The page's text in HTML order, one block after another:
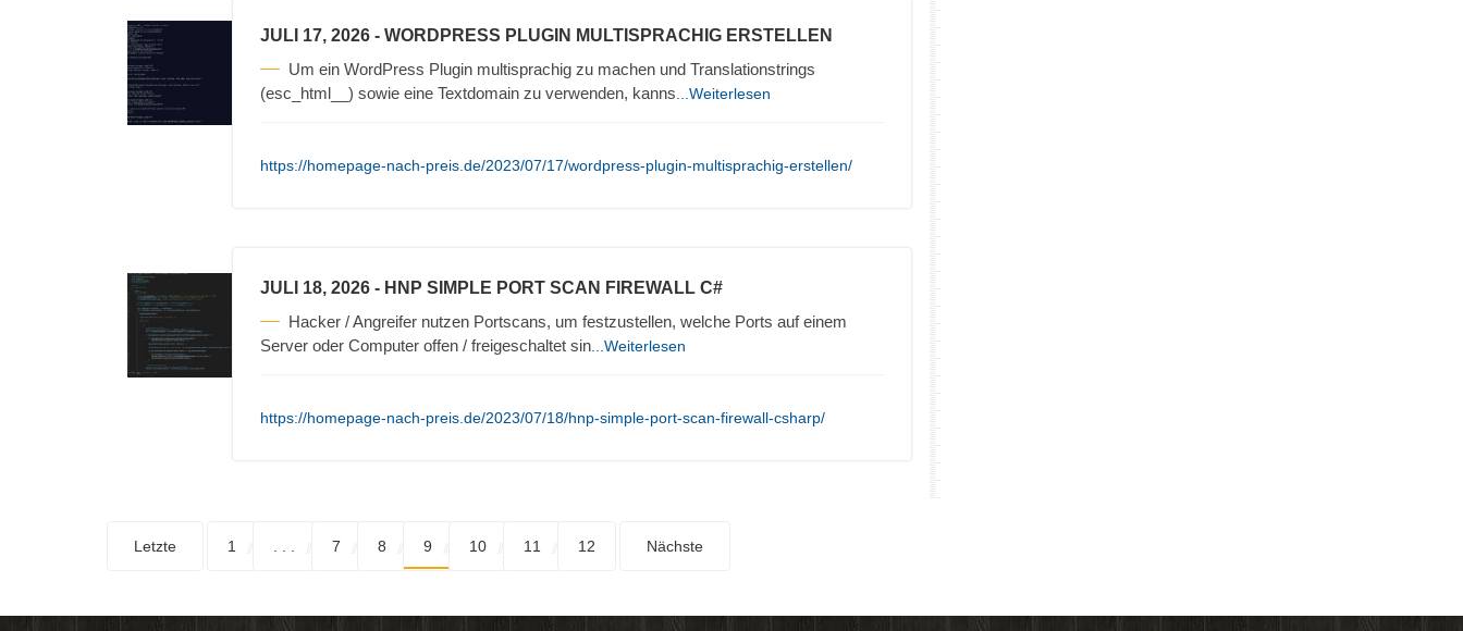
JULI 17, 2026 - WORDPRESS PLUGIN MULTISPRACHIG ERSTELLEN
Um ein WordPress Plugin multisprachig zu machen und Translationstrings
(esc_html__) sowie eine Textdomain zu verwenden, kanns ...Weiterlesen
https://homepage-nach-preis.de/2023/07/17/wordpress-plugin-multisprachig-erstellen/
JULI 18, 2026 - HNP SIMPLE PORT SCAN FIREWALL C#
Hacker / Angreifer nutzen Portscans, um festzustellen, welche Ports auf einem
Server oder Computer offen / freigeschaltet sin ...Weiterlesen
https://homepage-nach-preis.de/2023/07/18/hnp-simple-port-scan-firewall-csharp/
Letzte 1 7 8 9 10 11 12 Nächste